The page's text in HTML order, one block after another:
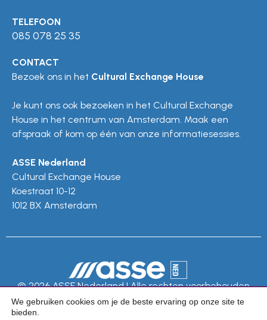
TELEFOON
085 078 25 35
CONTACT
Bezoek ons in het Cultural Exchange House
Je kunt ons ook bezoeken in het Cultural Exchange
House in het centrum van Amsterdam. Maak een
afspraak of kom op één van onze informatiesessies.
ASSE Nederland
Cultural Exchange House
Koestraat 10-12
1012 BX Amsterdam
© 2026 ASSE Nederland | Alle rechten voorbehouden
We gebruiken cookies om je de beste ervaring op onze site te
bieden.